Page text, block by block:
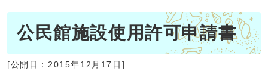
公民館施設使用許可申請書
[公開日： 2015年12月17日 ]